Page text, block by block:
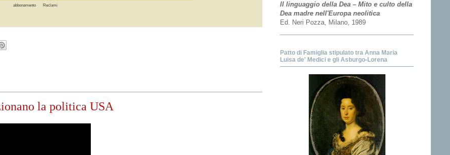
abbonamento Reclami
la politica USA
Il linguaggio della Dea – Mito e culto della
Dea madre nell'Europa neolitica
Ed. Neri Pozza, Milano, 1989
Patto di Famiglia stipulato tra Anna Maria
Luisa de' Medici e gli Asburgo-Lorena